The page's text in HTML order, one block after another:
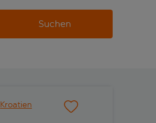
Suchen
Kroatien